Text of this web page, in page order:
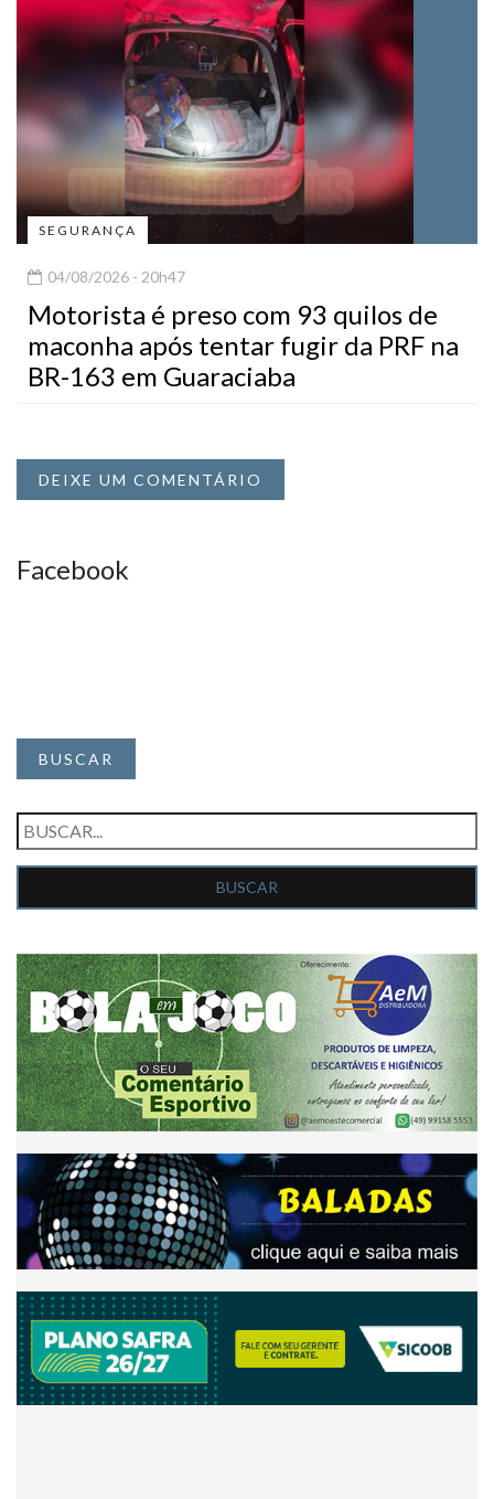
SEGURANÇA
04/08/2026 - 20h47
Motorista é preso com 93 quilos de
maconha após tentar fugir da PRF na
BR-163 em Guaraciaba
DEIXE UM COMENTÁRIO
Facebook
BUSCAR